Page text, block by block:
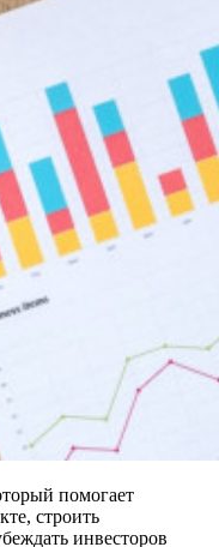
помогает
строить
инвесторов